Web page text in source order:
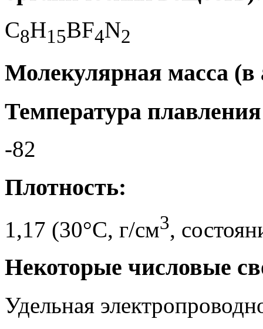
C8H15BF4N2
Молекулярная масса (в
Температура
-82
Плотность:
1,17 (30°C, г/см3,
Некоторые числовые
Удельная